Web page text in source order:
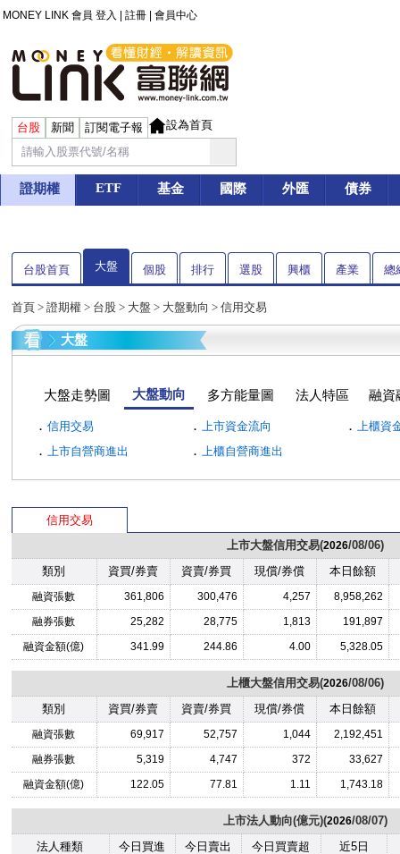
MONEY LINK 會員 登入 註冊 會員中心
台股 新聞 訂閱電子報 設為首頁
證期權 ETF 基金 國際 外匯 債券
台股首頁 大盤 個股 排行 選股 興櫃 產業 總
首頁 > 證期權 > 台股 > 大盤 > 大盤動向 > 信用交易
大盤
大盤走勢圖 大盤動向 多方能量圖 法人特區 融資
． 信用交易 ． 上市資金流向 ． 上櫃資
． 上市自營商進出 ． 上櫃自營商進出
信用交易
上市大盤信用交易(2026/08/06)
類別
資買/券賣 資賣/券買 現償/券償 本日餘額
融資張數 361,806 300,476 4,257
8,958,262
融券張數
25,282 28,775 1,813
191,897
融資金額(億)
341.99 244.86 4.00 5,328.05
上櫃大盤信用交易(2026/08/06)
類別
資買/券賣 資賣/券買 現償/券償 本日餘額
融資張數 69,917 52,757 1,044
2,192,451
融券張數
5,319 4,747 372
33,627
融資金額(億)
122.05 77.81 1.11 1,743.18
上市法人動向(億元)(2026/08/07)
法人種類
今日買進 今日賣出 今日買賣超 近5日